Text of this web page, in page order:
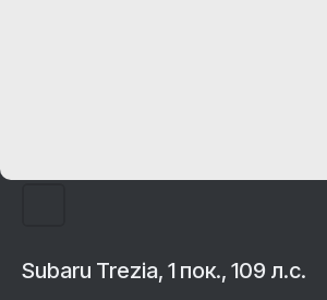
Subaru Trezia, 1 пок., 109 л.с.